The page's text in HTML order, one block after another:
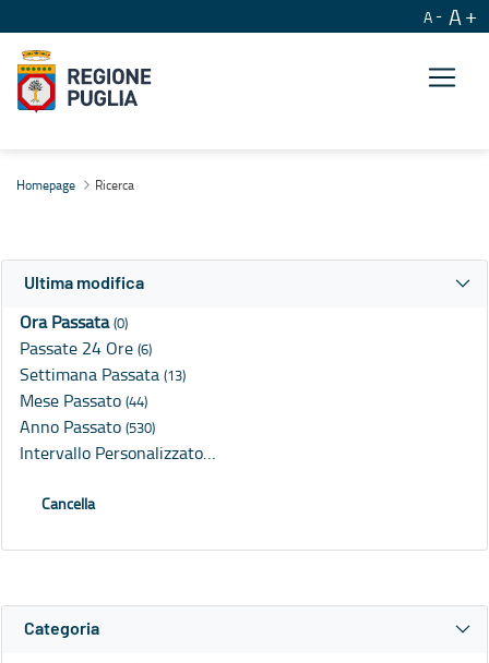
A A
Homepage Ricerca
Ultima modifica
Ora Passata(0)
Passate 24 Ore (6)
Settimana Passata (13)
Mese Passato (44)
Anno Passato (530)
Intervallo Personalizzato…
Cancella
Categoria